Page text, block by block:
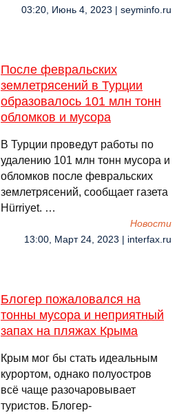
03:20, Июнь 4, 2023 | seyminfo.ru
После февральских
землетрясений в Турции
образовалось 101 млн тонн
обломков и мусора
В Турции проведут работы по
удалению 101 млн тонн мусора и
обломков после февральских
землетрясений, сообщает газета
Hürriyet. …
Новости
13:00, Март 24, 2023 | interfax.ru
Блогер пожаловался на
тонны мусора и неприятный
запах на пляжах Крыма
Крым мог бы стать идеальным
курортом, однако полуостров
всё чаще разочаровывает
туристов. Блогер-